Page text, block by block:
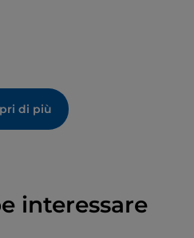
di più
interessare